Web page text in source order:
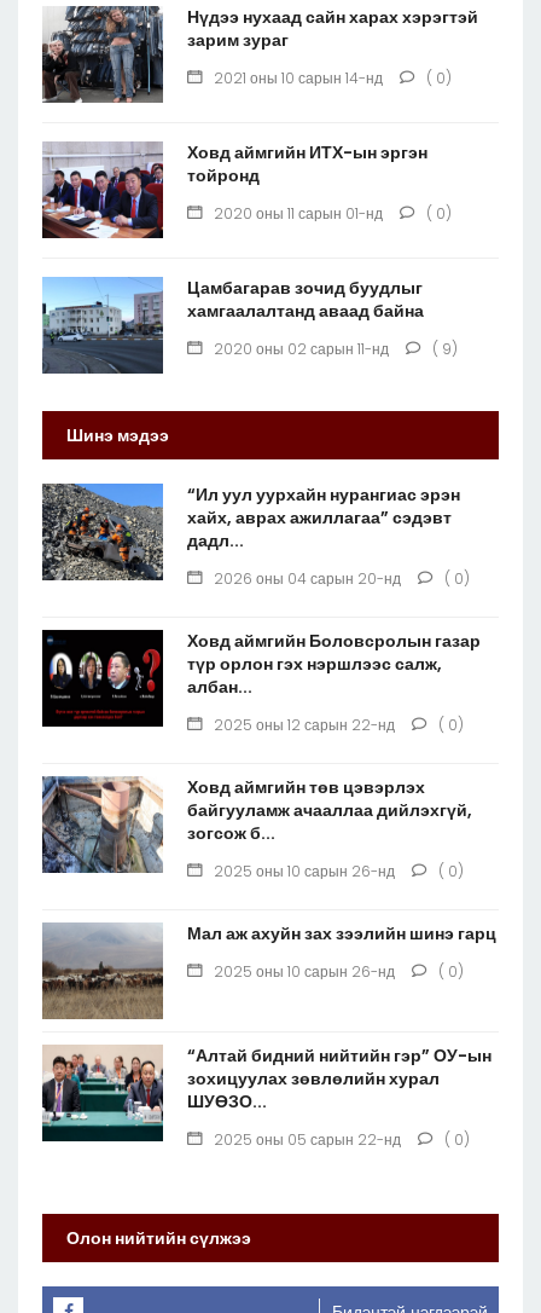
Нүдээ нухаад сайн харах хэрэгтэй
зарим зураг
2021 оны 10 сарын 14-нд ( 0)
Ховд аймгийн ИТХ-ын эргэн
тойронд
2020 оны 11 сарын 01-нд ( 0)
Цамбагарав зочид буудлыг
хамгаалалтанд аваад байна
2020 оны 02 сарын 11-нд ( 9)
Шинэ мэдээ
“Ил уул уурхайн нурангиас эрэн
хайх, аврах ажиллагаа” сэдэвт
дадл...
2026 оны 04 сарын 20-нд ( 0)
Ховд аймгийн Боловсролын газар
түр орлон гэх нэршлээс салж,
албан...
2025 оны 12 сарын 22-нд ( 0)
Ховд аймгийн төв цэвэрлэх
байгууламж ачааллаа дийлэхгүй,
зогсож б...
2025 оны 10 сарын 26-нд ( 0)
Мал аж ахуйн зах зээлийн шинэ гарц
2025 оны 10 сарын 26-нд ( 0)
“Алтай бидний нийтийн гэр” ОУ-ын
зохицуулах зөвлөлийн хурал
ШУӨЗО...
2025 оны 05 сарын 22-нд ( 0)
Олон нийтийн сүлжээ